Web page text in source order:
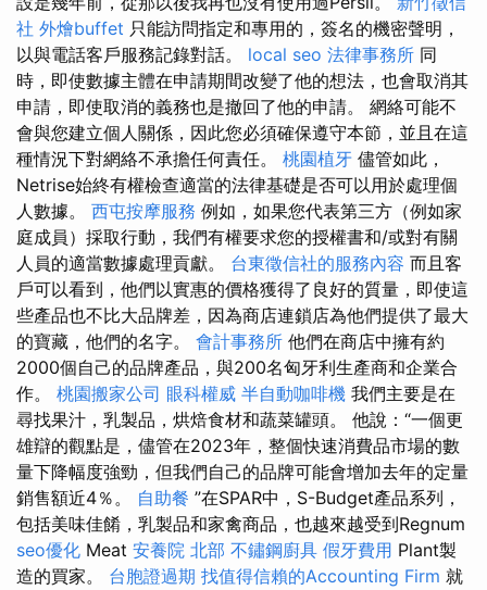
社 外燴buffet 只能訪問指定和專用的，簽名的機密聲明，
以與電話客戶服務記錄對話。 local seo 法律事務所 同
時，即使數據主體在申請期間改變了他的想法，也會取消其
申請，即使取消的義務也是撤回了他的申請。 網絡可能不
會與您建立個人關係，因此您必須確保遵守本節，並且在這
種情況下對網絡不承擔任何責任。 桃園植牙 儘管如此，
Netrise始終有權檢查適當的法律基礎是否可以用於處理個
人數據。 西屯按摩服務 例如，如果您代表第三方（例如家
庭成員）採取行動，我們有權要求您的授權書和/或對有關
人員的適當數據處理貢獻。 台東徵信社的服務內容 而且客
戶可以看到，他們以實惠的價格獲得了良好的質量，即使這
些產品也不比大品牌差，因為商店連鎖店為他們提供了最大
的寶藏，他們的名字。 會計事務所 他們在商店中擁有約
2000個自己的品牌產品，與200名匈牙利生產商和企業合
作。 桃園搬家公司 眼科權威 半自動咖啡機 我們主要是在
尋找果汁，乳製品，烘焙食材和蔬菜罐頭。 他說：“一個更
雄辯的觀點是，儘管在2023年，整個快速消費品市場的數
量下降幅度強勁，但我們自己的品牌可能會增加去年的定量
銷售額近4％。 自助餐 ”在SPAR中，S-Budget產品系列，
包括美味佳餚，乳製品和家禽商品，也越來越受到Regnum
seo優化 Meat 安養院 北部 不鏽鋼廚具 假牙費用 Plant製
造的買家。 台胞證過期 找值得信賴的Accounting Firm 就